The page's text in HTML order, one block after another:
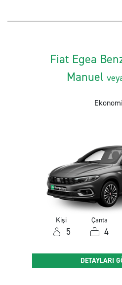
Fiat Egea
Manuel
Kişi
5
Çanta
4
DETAYLARI